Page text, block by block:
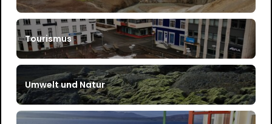
Tourismus
Umwelt und Natur